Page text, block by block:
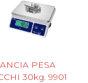
PESA
30kg. 9901